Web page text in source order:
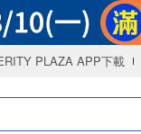
PLAZA APP下載